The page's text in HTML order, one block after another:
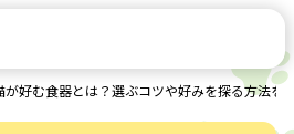
が好む食器とは？選ぶコツや好みを探る方法を